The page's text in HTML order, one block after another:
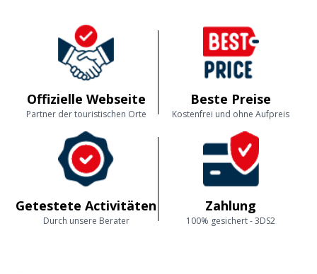
Offizielle Webseite
Partner der touristischen Orte
Beste Preise
Kostenfrei und ohne Aufpreis
Getestete Activitäten
Durch unsere Berater
Zahlung
100% gesichert - 3DS2